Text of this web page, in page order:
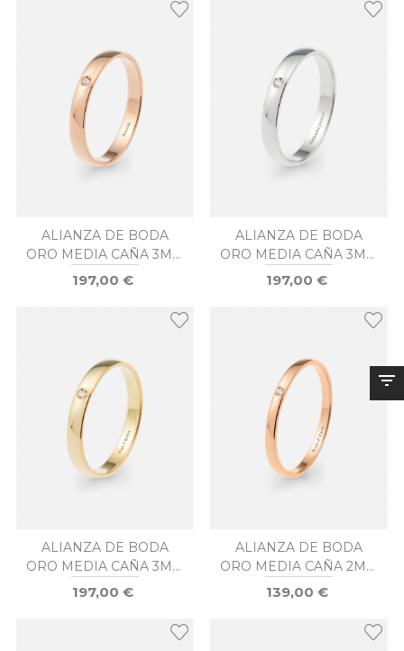
ALIANZA DE BODA
ORO MEDIA CAÑA 3MM
DIAMANTE
197,00 €
ALIANZA DE BODA
ORO MEDIA CAÑA 3MM
DIAMANTE
197,00 €
ALIANZA DE BODA
ORO MEDIA CAÑA 3MM
DIAMANTE
197,00 €
ALIANZA DE BODA
ORO MEDIA CAÑA 2MM
DIAMANTE
139,00 €